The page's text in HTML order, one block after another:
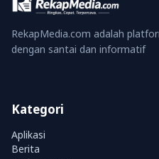
RekapMedia.com adalah
dengan santai dan informatif
Kategori
Aplikasi
Berita